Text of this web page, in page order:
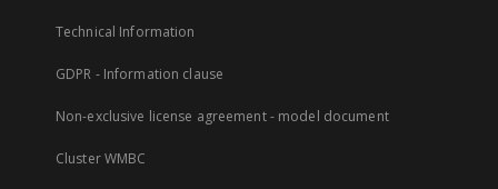
Technical Information
GDPR - Information clause
Non-exclusive license agreement - model document
Cluster WMBC